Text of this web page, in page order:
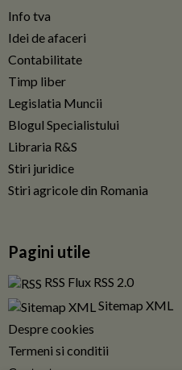
Info tva
Idei de afaceri
Contabilitate
Timp liber
Legislatia Muncii
Blogul Specialistului
Libraria R&S
Stiri juridice
Stiri agricole din Romania
Pagini utile
RSS Flux RSS 2.0
Sitemap XML
Despre cookies
Termeni si conditii